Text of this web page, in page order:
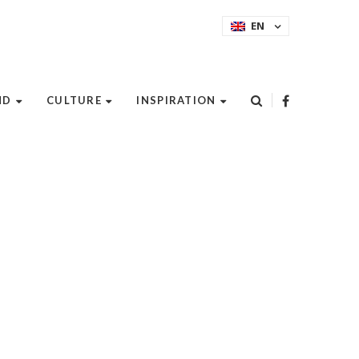
EN
CULTURE INSPIRATION